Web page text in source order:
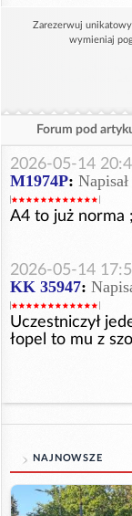
Zarezerwuj
wymieniaj
Forum pod
2026-05-14
M1974P:
A4 to już norma
2026-05-14
KK 35947:
Uczestniczył
łopel to mu z
NAJNOWSZE